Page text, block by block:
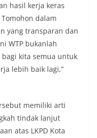
hasil kerja keras
dalam
yang transparan dan
WTP bukanlah
kita semua untuk
lebih baik lagi,”
memiliki arti
tindak lanjut
atas LKPD Kota